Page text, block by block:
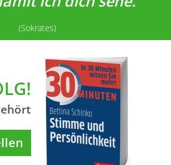
(Sokrates)